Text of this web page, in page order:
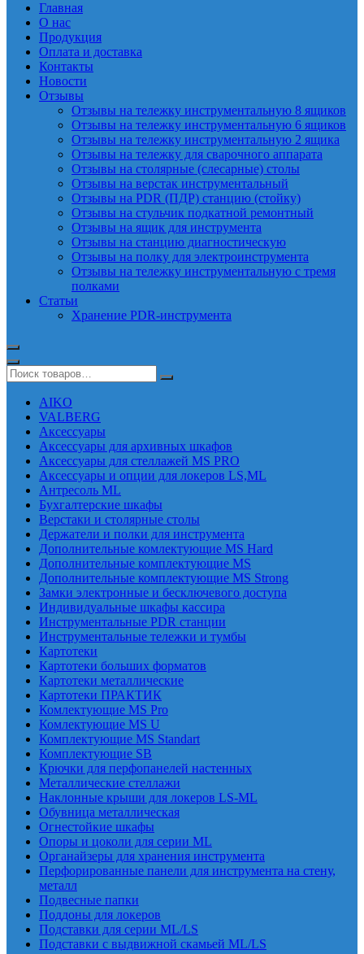
Главная
О нас
Продукция
Оплата и доставка
Контакты
Новости
Отзывы
Отзывы на тележку инструментальную 8 ящиков
Отзывы на тележку инструментальную 6 ящиков
Отзывы на тележку инструментальную 2 ящика
Отзывы на тележку для сварочного аппарата
Отзывы на столярные (слесарные) столы
Отзывы на верстак инструментальный
Отзывы на PDR (ПДР) станцию (стойку)
Отзывы на стульчик подкатной ремонтный
Отзывы на ящик для инструмента
Отзывы на станцию диагностическую
Отзывы на полку для электроинструмента
Отзывы на тележку инструментальную с тремя
полками
Статьи
Хранение PDR-инструмента
AIKO
VALBERG
Аксессуары
Аксессуары для архивных шкафов
Аксессуары для стеллажей MS PRO
Аксессуары и опции для локеров LS,ML
Антресоль ML
Бухгалтерские шкафы
Верстаки и столярные столы
Держатели и полки для инструмента
Дополнительные комлектующие MS Hard
Дополнительные комплектующие MS
Дополнительные комплектующие MS Strong
Замки электронные и бесключевого доступа
Индивидуальные шкафы кассира
Инструментальные PDR станции
Инструментальные тележки и тумбы
Картотеки
Картотеки больших форматов
Картотеки металлические
Картотеки ПРАКТИК
Комлектующие MS Pro
Комлектующие MS U
Комплектующие MS Standart
Комплектующие SB
Крючки для перфопанелей настенных
Металлические стеллажи
Наклонные крыши для локеров LS-ML
Обувница металлическая
Огнестойкие шкафы
Опоры и цоколи для серии ML
Органайзеры для хранения инструмента
Перфорированные панели для инструмента на стену,
металл
Подвесные папки
Поддоны для локеров
Подставки для серии ML/LS
Подставки с выдвижной скамьей ML/LS